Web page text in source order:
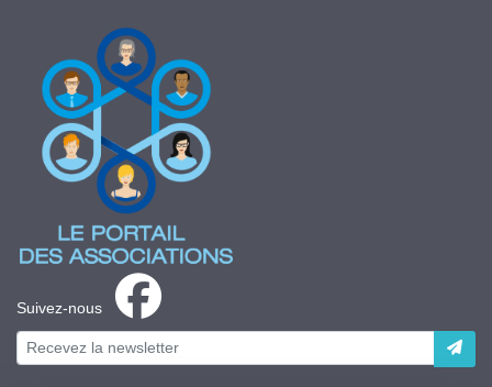
Suivez-nous